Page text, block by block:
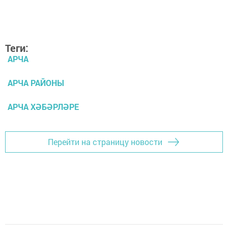
Теги:
АРЧА
АРЧА РАЙОНЫ
АРЧА ХӘБӘРЛӘРЕ
Перейти на страницу новости